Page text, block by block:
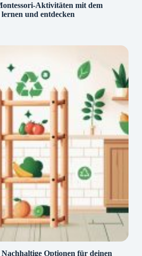
Aktivitäten mit dem
und entdecken
Optionen für deinen